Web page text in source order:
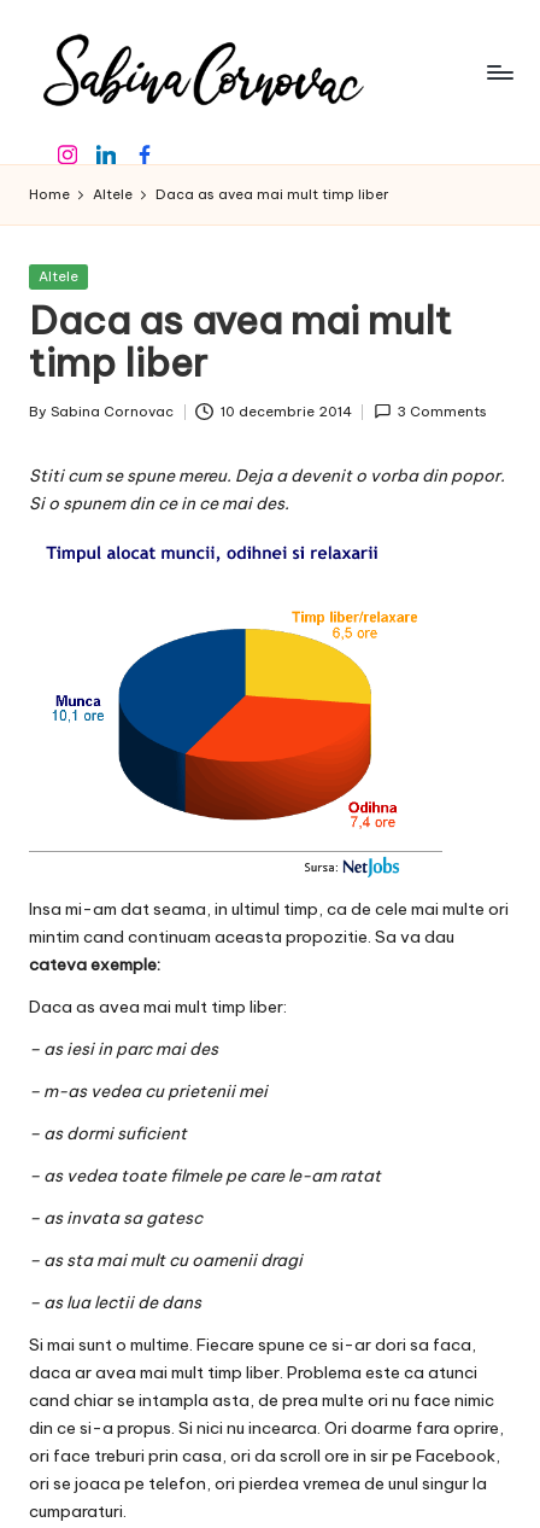
content
a
b
in
a
C
o
r
n
o
v
O
nl
creator
de
16
-
InstagramLinkedinFacebook
Home Altele Daca as avea mai mult timp liber
Posted
Altele
Daca as avea mai mult
timp liber
Posted
By Sabina Cornovac 10 decembrie 2014 3 Comments
Stiti cum se spune mereu. Deja a devenit o vorba din popor.
Si o spunem din ce in ce mai des.
Insa mi-am dat seama, in ultimul timp, ca de cele mai multe ori
mintim cand continuam aceasta propozitie. Sa va dau
cateva exemple:
Daca as avea mai mult timp liber:
– as iesi in parc mai des
– m-as vedea cu prietenii mei
– as dormi suficient
– as vedea toate filmele pe care le-am ratat
– as invata sa gatesc
– as sta mai mult cu oamenii dragi
– as lua lectii de dans
Si mai sunt o multime. Fiecare spune ce si-ar dori sa faca,
daca ar avea mai mult timp liber. Problema este ca atunci
cand chiar se intampla asta, de prea multe ori nu face nimic
din ce si-a propus. Si nici nu incearca. Ori doarme fara oprire,
ori face treburi prin casa, ori da scroll ore in sir pe Facebook,
ori se joaca pe telefon, ori pierdea vremea de unul singur la
cumparaturi.